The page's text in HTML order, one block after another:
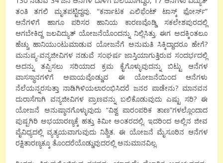
ತಂತಿ ತಗಲಿ ಮೃತಪಟ್ಟಿದ್ದವು. “ಕರ್ನಾಟಕ ಎಲಿಫೆಂಟ್ ಟಾಸ್ಕ್ ಫೋರ್ಸ್”
ಆನೆಗಳಿಗೆ ಹಾಗೂ ಪರಿಸರ ಹಾನಿಯ ಕಾರಣವೊಡ್ಡಿ ಸಕಲೇಶಪುರದಲ್ಲಿ
ಆಗಬೇಕಿದ್ದ ಜಲವಿದ್ಯುತ್ ಯೋಜನೆಯೊಂದನ್ನು ನಿಲ್ಲಿಸಿತ್ತು. ಈಗ ಅದಕ್ಕಿಂತಲೂ
ಹೆಚ್ಚು ಹಾನಿಯುಂಟುಮಾಡುವ ಯೋಜನೆಗೆ ಅನುಮತಿ ಸಿಕ್ಕಿದ್ದಾದರೂ ಹೇಗೆ?
ಮನುಷ್ಯ-ವನ್ಯಜೀವಿಗಳ ನಡುವೆ ಸಂಘರ್ಷ ಜಾಸ್ತಿಯಾಗುತ್ತಿರುವ ಸಂದರ್ಭದಲ್ಲಿ
ಅದನ್ನು ತಪ್ಪಿಸಲು ಸರಿಯಾದ ಕ್ರಮ ಕೈಗೊಳ್ಳುವುದನ್ನು ಬಿಟ್ಟು ಆನೆಗಳ
ವಾಸಸ್ಥಾನಗಳಿಗೆ ಅಪಾಯವೊಡ್ಡುವ ಈ ಯೋಜನೆಯಿಂದ ಆನೆಗಳು
ನೆಲೆಯನ್ನರಸುತ್ತಾ ನಾಡಿಗಿಳಿಯಲಾರಂಭಿಸಿದರೆ ಜನರ ಪಾಡೇನು? ಮಾನವನ
ದುರಾಸೆಗಾಗಿ ವನ್ಯಜೀವಿಗಳ ಪ್ರಾಣವನ್ನು ಬಲಿಕೊಡುವುದು ಎಷ್ಟು ಸರಿ? ಈ
ಯೋಜನೆ ಅನುಷ್ಠಾನಗೊಳ್ಳುವುದು “ವಿಶ್ವ ಪಾರಂಪರಿಕ ತಾಣ”ಗಳಲ್ಲೊಂದಾದ
ಪುಷ್ಪಗಿರಿ ಅಭಯಾರಣ್ಯಕ್ಕೆ ಹತ್ತು ಕಿಮೀ ಅಂತರದಲ್ಲಿ. ಇದರಿಂದ ಅಲ್ಲಿನ ಜೀವ
ವೈವಿಧ್ಯದಲ್ಲಿ ವ್ಯತ್ಯಯವಾಗುವುದು ನಿಶ್ಚಿತ. ಈ ಯೋಜನೆ ಮೈಸೂರಿನ ಆನೆಗಳ
ರಕ್ಷಿತಾರಣ್ಯಕ್ಕೂ ತೊಂದರೆಯೊಡ್ಡುವುದರಲ್ಲಿ ಅನುಮಾನವಿಲ್ಲ.